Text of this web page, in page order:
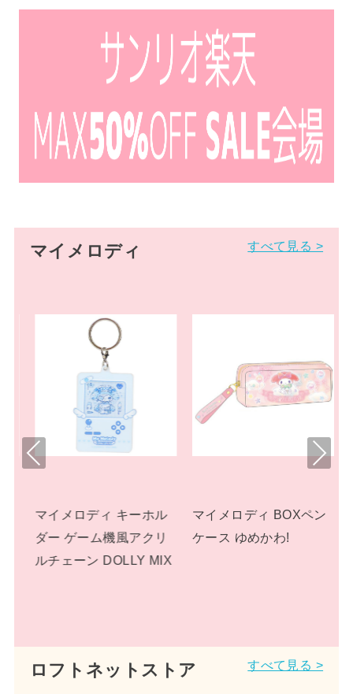
マイメロディ すべて見る >
マイメロディ BOXペン
ケース ゆめかわ!
マイメロディ ぬいぐる
み プラッシュドールS
Pre
Nex
ロフトネットストア すべて見る >